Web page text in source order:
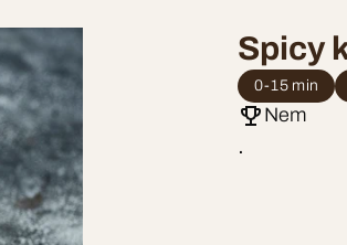
Spicy
0-15 min
Nem
.